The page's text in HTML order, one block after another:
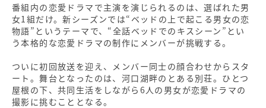
番組内の恋愛ドラマで主演を演じられるのは、選ばれた男
女1組だけ。新シーズンでは“ベッドの上で起こる男女の恋
物語”というテーマで、“全話ベッドでのキスシーン”とい
う本格的な恋愛ドラマの制作にメンバーが挑戦する。
ついに初回放送を迎え、メンバー同士の顔合わせからスタ
ート。舞台となったのは、河口湖畔のとある別荘。ひとつ
屋根の下、共同生活をしながら6人の男女が恋愛ドラマの
撮影に挑むこととなる。